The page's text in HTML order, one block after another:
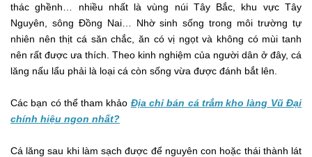
thác ghềnh… nhiều nhất là vùng núi Tây Bắc, khu vực Tây
Nguyên, sông Đồng Nai… Nhờ sinh sống trong môi trường tự
nhiên nên thịt cá săn chắc, ăn có vị ngọt và không có mùi tanh
nên rất được ưa thích. Theo kinh nghiệm của người dân ở đây, cá
lăng nấu lẩu phải là loại cá còn sống vừa được đánh bắt lên.
Các bạn có thể tham khảo Địa chỉ bán cá trắm kho làng Vũ Đại
chính hiệu ngon nhất?
Cá lăng sau khi làm sạch được để nguyên con hoặc thái thành lát